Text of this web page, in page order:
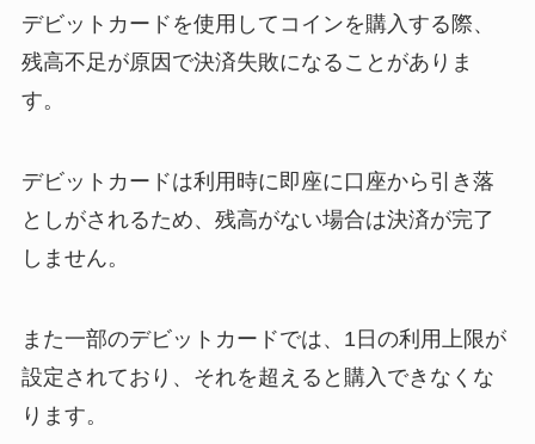
デビットカードを使用してコインを購入する際、
残高不足が原因で決済失敗になることがありま
す。
デビットカードは利用時に即座に口座から引き落
としがされるため、残高がない場合は決済が完了
しません。
また一部のデビットカードでは、1日の利用上限が
設定されており、それを超えると購入できなくな
ります。